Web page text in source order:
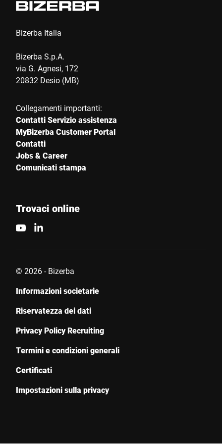
Paese *
Il tuo messaggio *
Autorizzo l’utilizzo dei miei dati per elaborare questa richiesta.
Ulteriori informazioni sono disponibili in
Anti-Robot Verification
Bizerba Italia
Bizerba S.p.A.
via G. Agnesi, 172
20832 Desio (MB)
Collegamenti importanti:
Contatti Servizio assistenza
MyBizerba Customer Portal
Contatti
Jobs & Career
Comunicati stampa
Trovaci online
© 2026 - Bizerba
Informazioni societarie
Riservatezza dei dati
Privacy Policy Recruiting
Termini e condizioni generali
Certificati
Impostazioni sulla privacy